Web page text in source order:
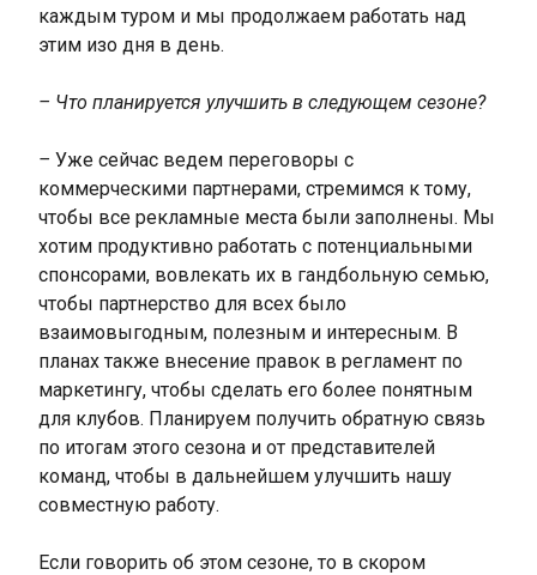
каждым туром и мы продолжаем работать над
этим изо дня в день.
– Что планируется улучшить в следующем сезоне?
– Уже сейчас ведем переговоры с
коммерческими партнерами, стремимся к тому,
чтобы все рекламные места были заполнены. Мы
хотим продуктивно работать с потенциальными
спонсорами, вовлекать их в гандбольную семью,
чтобы партнерство для всех было
взаимовыгодным, полезным и интересным. В
планах также внесение правок в регламент по
маркетингу, чтобы сделать его более понятным
для клубов. Планируем получить обратную связь
по итогам этого сезона и от представителей
команд, чтобы в дальнейшем улучшить нашу
совместную работу.
Если говорить об этом сезоне, то в скором